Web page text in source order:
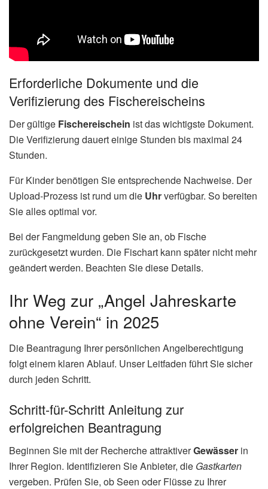
Erforderliche Dokumente und die
Verifizierung des Fischereischeins
Der gültige Fischereischein ist das wichtigste Dokument.
Die Verifizierung dauert einige Stunden bis maximal 24
Stunden.
Für Kinder benötigen Sie entsprechende Nachweise. Der
Upload-Prozess ist rund um die Uhrverfügbar. So bereiten
Sie alles optimal vor.
Bei der Fangmeldung geben Sie an, ob Fische
zurückgesetzt wurden. Die Fischart kann später nicht mehr
geändert werden. Beachten Sie diese Details.
Ihr Weg zur „Angel Jahreskarte
ohne Verein“ in 2025
Die Beantragung Ihrer persönlichen Angelberechtigung
folgt einem klaren Ablauf. Unser Leitfaden führt Sie sicher
durch jeden Schritt.
Schritt-für-Schritt Anleitung zur
erfolgreichen Beantragung
Beginnen Sie mit der Recherche attraktiverGewässer in
Ihrer Region. Identifizieren Sie Anbieter, die Gastkarten
vergeben. Prüfen Sie, ob Seen oder Flüsse zu Ihrer